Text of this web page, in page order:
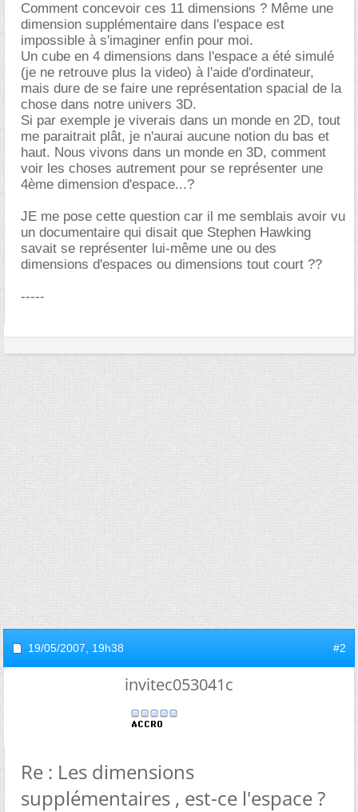
Comment concevoir ces 11 dimensions ? Même une
dimension supplémentaire dans l'espace est
impossible à s'imaginer enfin pour moi.
Un cube en 4 dimensions dans l'espace a été simulé
(je ne retrouve plus la video) à l'aide d'ordinateur,
mais dure de se faire une représentation spacial de la
chose dans notre univers 3D.
Si par exemple je viverais dans un monde en 2D, tout
me paraitrait plât, je n'aurai aucune notion du bas et
haut. Nous vivons dans un monde en 3D, comment
voir les choses autrement pour se représenter une
4ème dimension d'espace...?
JE me pose cette question car il me semblais avoir vu
un documentaire qui disait que Stephen Hawking
savait se représenter lui-même une ou des
dimensions d'espaces ou dimensions tout court ??
-----
19/05/2007, 19h38 #2
invitec053041c
Re : Les dimensions
supplémentaires , est-ce l'espace ?